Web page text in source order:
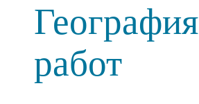
География
работ